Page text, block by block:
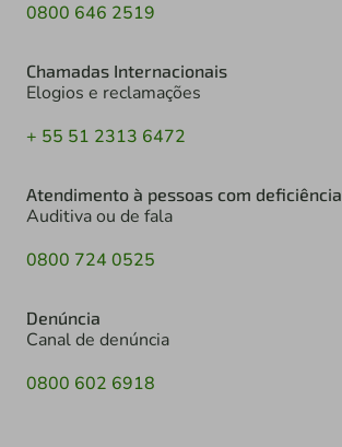
0800 646 2519
Chamadas Internacionais
Elogios e reclamações
+ 55 51 2313 6472
Atendimento à pessoas com deficiência
Auditiva ou de fala
0800 724 0525
Denúncia
Canal de denúncia
0800 602 6918